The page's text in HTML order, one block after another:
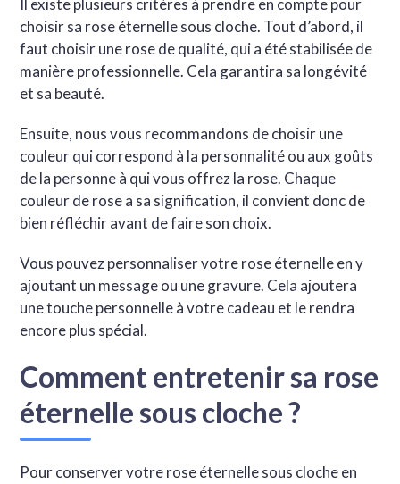
Il existe plusieurs critères à prendre en compte pour
choisir sa rose éternelle sous cloche. Tout d’abord, il
faut choisir une rose de qualité, qui a été stabilisée de
manière professionnelle. Cela garantira sa longévité
et sa beauté.
Ensuite, nous vous recommandons de choisir une
couleur qui correspond à la personnalité ou aux goûts
de la personne à qui vous offrez la rose. Chaque
couleur de rose a sa signification, il convient donc de
bien réfléchir avant de faire son choix.
Vous pouvez personnaliser votre rose éternelle en y
ajoutant un message ou une gravure. Cela ajoutera
une touche personnelle à votre cadeau et le rendra
encore plus spécial.
Comment entretenir sa rose
éternelle sous cloche ?
Pour conserver votre rose éternelle sous cloche en